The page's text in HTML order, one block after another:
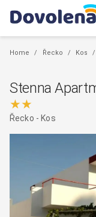
Home / Řecko / Kos /
Stenna
★★
Řecko - Kos